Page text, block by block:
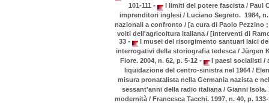
101-111 -
I limiti del potere fascista / Paul
imprenditori inglesi / Luciano Segreto. 1984, n.
nazionali a confronto / [a cura di Paolo Pezzino
volti dell'agricoltura italiana / [interventi di
33 -
I musei del risorgimento santuari laici
interrogativi della storiografia tedesca / Jürgen
Fiore. 2004, n. 62, p. 5-12 -
I paesi socialisti /
liquidazione del centro-sinistra nel 1964 /
misura pronatalista nella Germania nazista e
sessant'anni della radio italiana / Gianni Isola.
modernità / Francesca Tacchi. 1997, n. 40, p.